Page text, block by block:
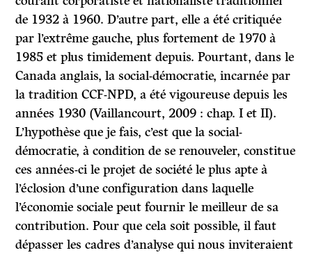
de 1932 à 1960. D’autre part, elle a été critiquée
par l’extrême gauche, plus fortement de 1970 à
1985 et plus timidement depuis. Pourtant, dans le
Canada anglais, la social-démocratie, incarnée par
la tradition CCF-NPD, a été vigoureuse depuis les
années 1930 (Vaillancourt, 2009 : chap. I et II).
L’hypothèse que je fais, c’est que la social-
démocratie, à condition de se renouveler, constitue
ces années-ci le projet de société le plus apte à
l’éclosion d’une configuration dans laquelle
l’économie sociale peut fournir le meilleur de sa
contribution. Pour que cela soit possible, il faut
dépasser les cadres d’analyse qui nous inviteraient